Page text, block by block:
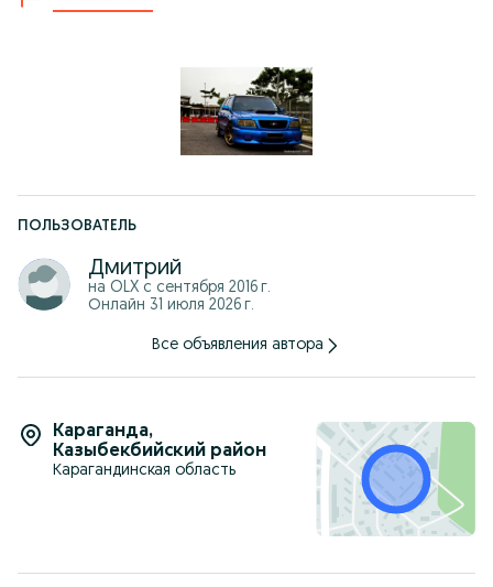
ПОЛЬЗОВАТЕЛЬ
Дмитрий
на OLX с сентября 2016 г.
Онлайн 31 июля 2026 г.
Все объявления автора
Караганда,
Казыбекбийский район
Карагандинская область